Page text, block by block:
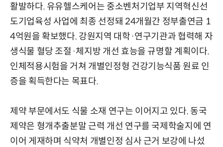
활발하다. 유유헬스케어는 중소벤처기업부 지역혁신선
도기업육성 사업에 최종 선정돼 24개월간 정부출연금 1
4억원을 확보했다. 강원지역 대학·연구기관과 협력해 자
생식물 혈당 조절·체지방 개선 효능을 규명할 계획이다.
인체적용시험을 거쳐 개별인정형 건강기능식품 원료 인
증을 획득한다는 목표다.
제약 부문에서도 식물 소재 연구는 이어지고 있다. 동국
제약은 형개추출분말 근력 개선 연구를 국제학술지에 연
이어 게재하며 식약처 개별인정 심사 근거 보강에 나섰